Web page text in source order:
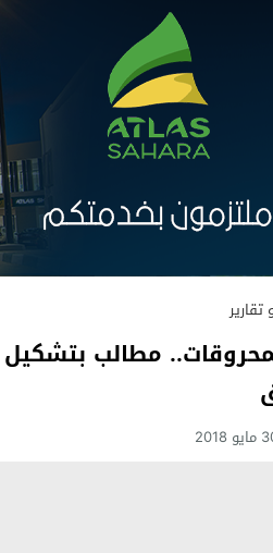
تقارير
مطالب بتشكيل
2018